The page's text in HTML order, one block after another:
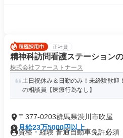
正社員
精神科訪問看護ステーション
株式会社ファーストナース
土日祝休み＆日勤のみ！未経験歓迎
の相談員【医療行為なし】
〒377-0203群馬県渋川市吹屋
月給23万5000円以上
資格・経験 普通自動車免許必須